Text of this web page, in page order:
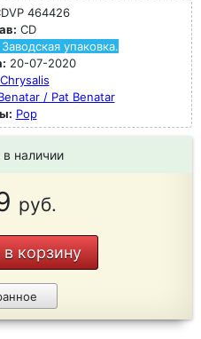
464426
CD
упаковка.
20-07-2020
Chrysalis
/ Pat Benatar
Pop
в наличии
руб.
корзину